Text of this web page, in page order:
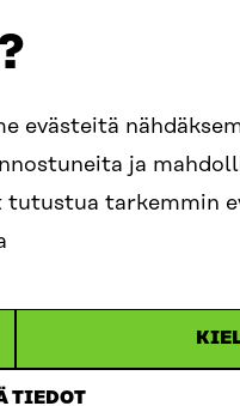
evästeitä
ja
tarkemmin
TIEDOT